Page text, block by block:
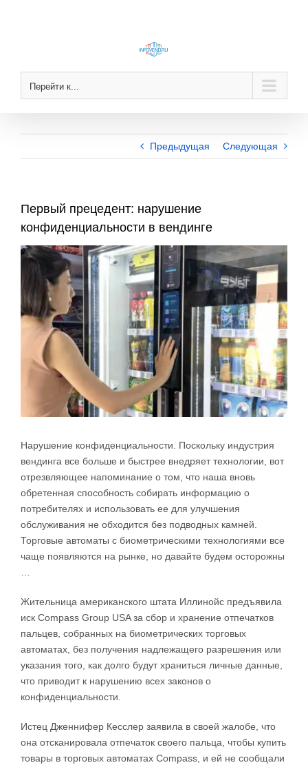
Перейти к...
Предыдущая Следующая
Первый прецедент: нарушение
конфиденциальности в вендинге
View
Larger
Image
Нарушение конфиденциальности. Поскольку индустрия
вендинга все больше и быстрее внедряет технологии, вот
отрезвляющее напоминание о том, что наша вновь
обретенная способность собирать информацию о
потребителях и использовать ее для улучшения
обслуживания не обходится без подводных камней.
Торговые автоматы с биометрическими технологиями все
чаще появляются на рынке, но давайте будем осторожны
…
Жительница американского штата Иллинойс предъявила
иск Compass Group USA за сбор и хранение отпечатков
пальцев, собранных на биометрических торговых
автоматах, без получения надлежащего разрешения или
указания того, как долго будут храниться личные данные,
что приводит к нарушению всех законов о
конфиденциальности.
Истец Дженнифер Кесслер заявила в своей жалобе, что
она отсканировала отпечаток своего пальца, чтобы купить
товары в торговых автоматах Compass, и ей не сообщали